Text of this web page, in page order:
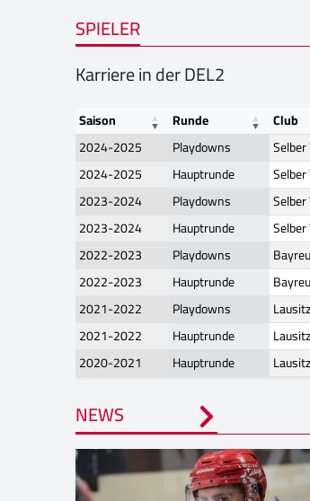
SPIELER
Karriere in der DEL2
Saison Runde Club
2024-2025
Playdowns
2024-2025
Hauptrunde
2023-2024
Playdowns
2023-2024
Hauptrunde
2022-2023
Playdowns
2022-2023
Hauptrunde
2021-2022
Playdowns
2021-2022
Hauptrunde
2020-2021
Hauptrunde
NEWS